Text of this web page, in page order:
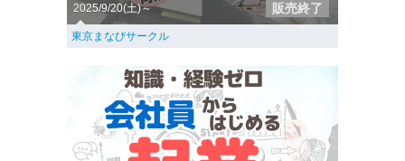
2025/9/20(土)～ 販売終了
東京まなびサークル